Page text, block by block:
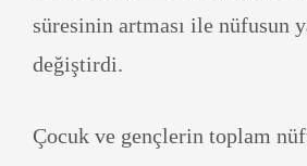
süresinin artması ile nüfusun
değiştirdi.
Çocuk ve gençlerin toplam